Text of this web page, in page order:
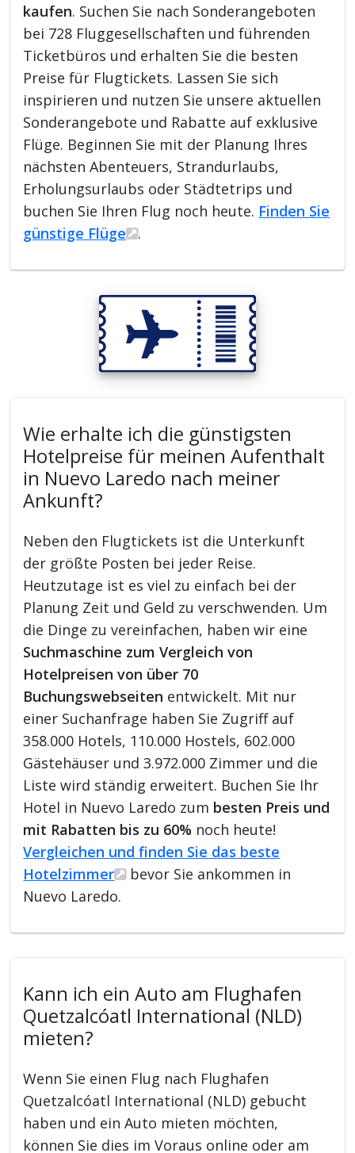
kaufen. Suchen Sie nach Sonderangeboten
bei 728 Fluggesellschaften und führenden
Ticketbüros und erhalten Sie die besten
Preise für Flugtickets. Lassen Sie sich
inspirieren und nutzen Sie unsere aktuellen
Sonderangebote und Rabatte auf exklusive
Flüge. Beginnen Sie mit der Planung Ihres
nächsten Abenteuers, Strandurlaubs,
Erholungsurlaubs oder Städtetrips und
buchen Sie Ihren Flug noch heute. Finden Sie
günstige Flüge
.
Wie erhalte ich die günstigsten
Hotelpreise für meinen Aufenthalt
in Nuevo Laredo nach meiner
Ankunft?
Neben den Flugtickets ist die Unterkunft
der größte Posten bei jeder Reise.
Heutzutage ist es viel zu einfach bei der
Planung Zeit und Geld zu verschwenden. Um
die Dinge zu vereinfachen, haben wir eine
Suchmaschine zum Vergleich von
Hotelpreisen von über 70
Buchungswebseiten entwickelt. Mit nur
einer Suchanfrage haben Sie Zugriff auf
358.000 Hotels, 110.000 Hostels, 602.000
Gästehäuser und 3.972.000 Zimmer und die
Liste wird ständig erweitert. Buchen Sie Ihr
Hotel in Nuevo Laredo zum besten Preis und
mit Rabatten bis zu 60% noch heute!
Vergleichen und finden Sie das beste
Hotelzimmer
bevor Sie ankommen in
Nuevo Laredo.
Kann ich ein Auto am Flughafen
Quetzalcóatl International (NLD)
mieten?
Wenn Sie einen Flug nach Flughafen
Quetzalcóatl International (NLD) gebucht
haben und ein Auto mieten möchten,
können Sie dies im Voraus online oder am